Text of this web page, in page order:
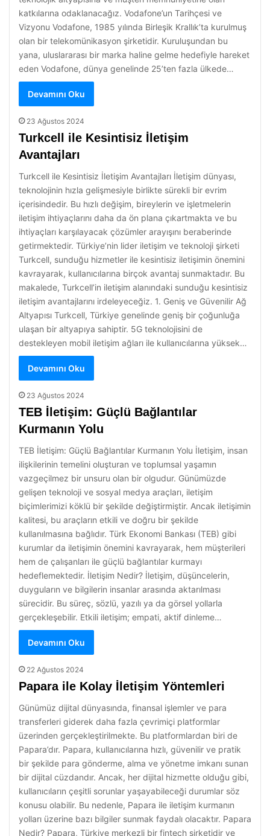
katkılarına odaklanacağız. Vodafone’un Tarihçesi ve
Vizyonu Vodafone, 1985 yılında Birleşik Krallık’ta kurulmuş
olan bir telekomünikasyon şirketidir. Kuruluşundan bu
yana, uluslararası bir marka haline gelme hedefiyle hareket
eden Vodafone, dünya genelinde 25’ten fazla ülkede…
Devamını Oku
23 Ağustos 2024
Turkcell ile Kesintisiz İletişim
Avantajları
Turkcell ile Kesintisiz İletişim Avantajları İletişim dünyası,
teknolojinin hızla gelişmesiyle birlikte sürekli bir evrim
içerisindedir. Bu hızlı değişim, bireylerin ve işletmelerin
iletişim ihtiyaçlarını daha da ön plana çıkartmakta ve bu
ihtiyaçları karşılayacak çözümler arayışını beraberinde
getirmektedir. Türkiye’nin lider iletişim ve teknoloji şirketi
Turkcell, sunduğu hizmetler ile kesintisiz iletişimin önemini
kavrayarak, kullanıcılarına birçok avantaj sunmaktadır. Bu
makalede, Turkcell’in iletişim alanındaki sunduğu kesintisiz
iletişim avantajlarını irdeleyeceğiz. 1. Geniş ve Güvenilir Ağ
Altyapısı Turkcell, Türkiye genelinde geniş bir çoğunluğa
ulaşan bir altyapıya sahiptir. 5G teknolojisini de
destekleyen mobil iletişim ağları ile kullanıcılarına yüksek…
Devamını Oku
23 Ağustos 2024
TEB İletişim: Güçlü Bağlantılar
Kurmanın Yolu
TEB İletişim: Güçlü Bağlantılar Kurmanın Yolu İletişim, insan
ilişkilerinin temelini oluşturan ve toplumsal yaşamın
vazgeçilmez bir unsuru olan bir olgudur. Günümüzde
gelişen teknoloji ve sosyal medya araçları, iletişim
biçimlerimizi köklü bir şekilde değiştirmiştir. Ancak iletişimin
kalitesi, bu araçların etkili ve doğru bir şekilde
kullanılmasına bağlıdır. Türk Ekonomi Bankası (TEB) gibi
kurumlar da iletişimin önemini kavrayarak, hem müşterileri
hem de çalışanları ile güçlü bağlantılar kurmayı
hedeflemektedir. İletişim Nedir? İletişim, düşüncelerin,
duyguların ve bilgilerin insanlar arasında aktarılması
sürecidir. Bu süreç, sözlü, yazılı ya da görsel yollarla
gerçekleşebilir. Etkili iletişim; empati, aktif dinleme…
Devamını Oku
22 Ağustos 2024
Papara ile Kolay İletişim Yöntemleri
Günümüz dijital dünyasında, finansal işlemler ve para
transferleri giderek daha fazla çevrimiçi platformlar
üzerinden gerçekleştirilmekte. Bu platformlardan biri de
Papara’dır. Papara, kullanıcılarına hızlı, güvenilir ve pratik
bir şekilde para gönderme, alma ve yönetme imkanı sunan
bir dijital cüzdandır. Ancak, her dijital hizmette olduğu gibi,
kullanıcıların çeşitli sorunlar yaşayabileceği durumlar söz
konusu olabilir. Bu nedenle, Papara ile iletişim kurmanın
yolları üzerine bazı bilgiler sunmak faydalı olacaktır. Papara
Nedir? Papara, Türkiye merkezli bir fintech şirketidir ve